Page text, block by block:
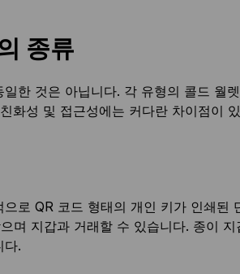
종류
일한 것은 아닙니다. 각 유형의 콜드 월
화성 및 접근성에는 커다란 차이점이
으로 QR 코드 형태의 개인 키가 인쇄
며 지갑과 거래할 수 있습니다. 종이
다.